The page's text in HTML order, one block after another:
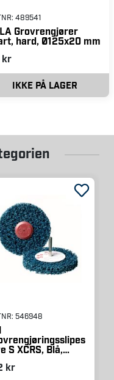
489541
Grovrengjører
hard, Ø125x20 mm
kr
IKKE PÅ LAGER
546948
S XCRS, Blå,
kr